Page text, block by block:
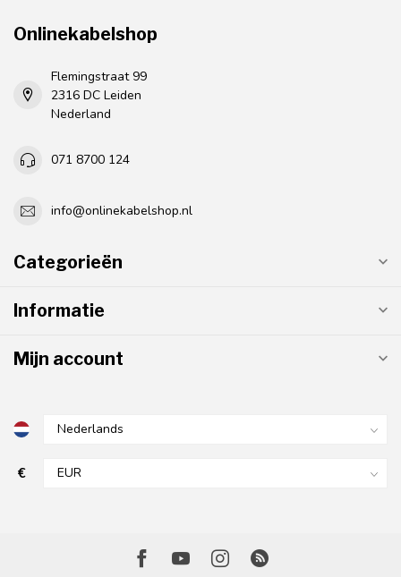
Onlinekabelshop
Flemingstraat 99
2316 DC Leiden
Nederland
071 8700 124
info@onlinekabelshop.nl
Categorieën
Informatie
Mijn account
€